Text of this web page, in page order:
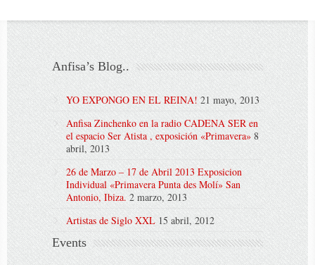
Anfisa’s Blog..
YO EXPONGO EN EL REINA! 21 mayo, 2013
Anfisa Zinchenko en la radio CADENA SER en
el espacio Ser Atista , exposición «Primavera» 8
abril, 2013
26 de Marzo – 17 de Abril 2013 Exposicion
Individual «Primavera Punta des Molí» San
Antonio, Ibiza. 2 marzo, 2013
Artistas de Siglo XXL 15 abril, 2012
Events